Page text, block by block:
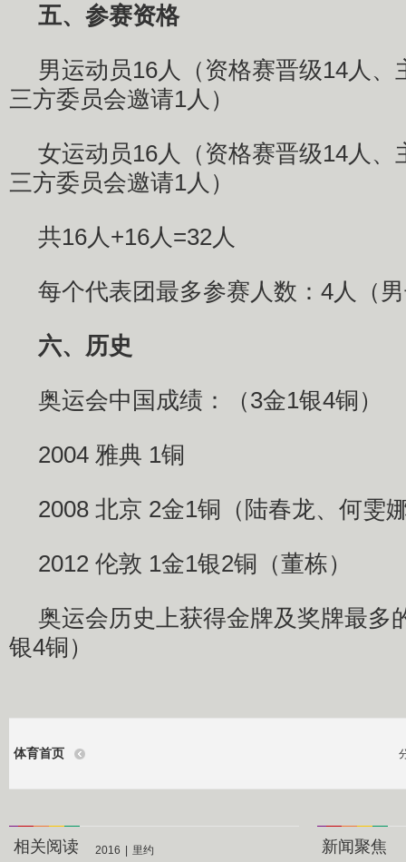
五、参赛资格
男运动员16人（资格赛晋级14人、
三方委员会邀请1人）
女运动员16人（资格赛晋级14人、
三方委员会邀请1人）
共16人+16人=32人
每个代表团最多参赛人数：4人（
六、历史
奥运会中国成绩：（3金1银4铜）
2004 雅典 1铜
2008 北京 2金1铜（陆春龙、何雯
2012 伦敦 1金1银2铜（董栋）
奥运会历史上获得金牌及奖牌最多
银4铜）
体育首页
相关阅读 2016 里约 新闻聚焦